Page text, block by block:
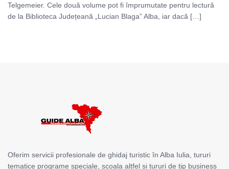
Telgemeier. Cele două volume pot fi împrumutate pentru lectură
de la Biblioteca Județeană „Lucian Blaga” Alba, iar dacă […]
Oferim servicii profesionale de ghidaj turistic în Alba Iulia, tururi
tematice programe speciale, școala altfel și tururi de tip business